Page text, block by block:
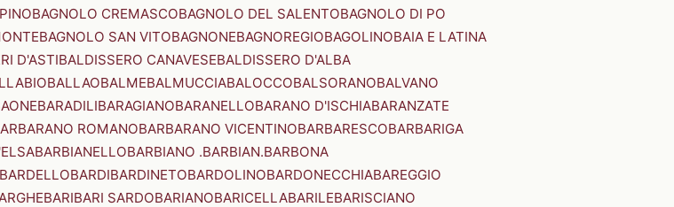
BAGNOLO CREMASCOBAGNOLO DEL SALENTOBAGNOLO DI PO
BAGNOLO SAN VITOBAGNONEBAGNOREGIOBAGOLINOBAIA E LATINA
D'ASTIBALDISSERO CANAVESEBALDISSERO D'ALBA
BALLAOBALMEBALMUCCIABALOCCOBALSORANOBALVANO
BARADILIBARAGIANOBARANELLOBARANO D'ISCHIABARANZATE
ROMANOBARBARANO VICENTINOBARBARESCOBARBARIGA
BARBIANELLOBARBIANO .BARBIAN.BARBONA
BARDELLOBARDIBARDINETOBARDOLINOBARDONECCHIABAREGGIO
BARIBARI SARDOBARIANOBARICELLABARILEBARISCIANO